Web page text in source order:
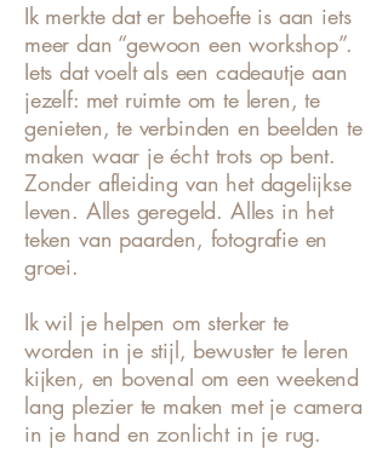
Ik merkte dat er behoefte is aan iets
meer dan “gewoon een workshop”.
Iets dat voelt als een cadeautje aan
jezelf: met ruimte om te leren, te
genieten, te verbinden en beelden te
maken waar je écht trots op bent.
Zonder afleiding van het dagelijkse
leven. Alles geregeld. Alles in het
teken van paarden, fotografie en
groei.
Ik wil je helpen om sterker te
worden in je stijl, bewuster te leren
kijken, en bovenal om een weekend
lang plezier te maken met je camera
in je hand en zonlicht in je rug.